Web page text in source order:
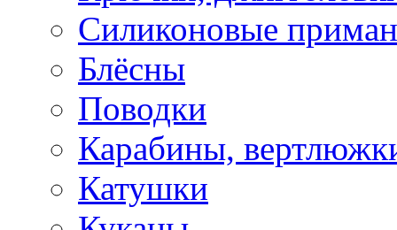
Силиконовые
Блёсны
Поводки
Карабины,
Катушки